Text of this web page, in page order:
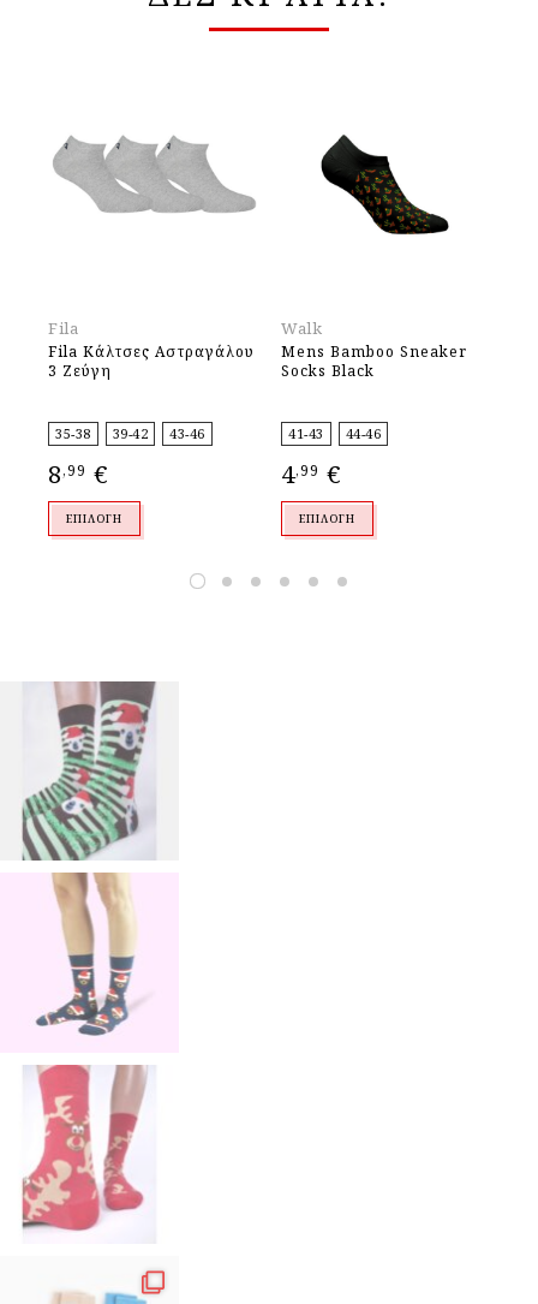
Fila
Fila Κάλτσες Αστραγάλου
3 Ζεύγη
35-38 39-42 43-46
8,99 €
ΕΠΙΛΟΓΉ
Walk
Mens Bamboo Sneaker
Socks Black
41-43 44-46
4,99 €
ΕΠΙΛΟΓΉ